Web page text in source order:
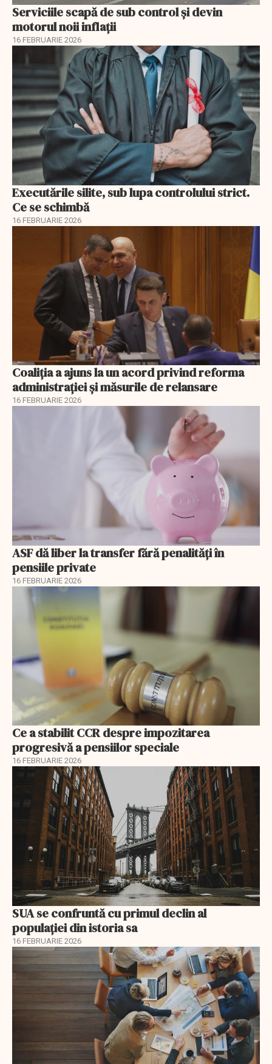
Serviciile scapă de sub control și devin
motorul noii inflații
16 FEBRUARIE 2026
Executările silite, sub lupa controlului strict.
Ce se schimbă
16 FEBRUARIE 2026
Coaliția a ajuns la un acord privind reforma
administrației și măsurile de relansare
16 FEBRUARIE 2026
ASF dă liber la transfer fără penalități în
pensiile private
16 FEBRUARIE 2026
Ce a stabilit CCR despre impozitarea
progresivă a pensiilor speciale
16 FEBRUARIE 2026
SUA se confruntă cu primul declin al
populației din istoria sa
16 FEBRUARIE 2026